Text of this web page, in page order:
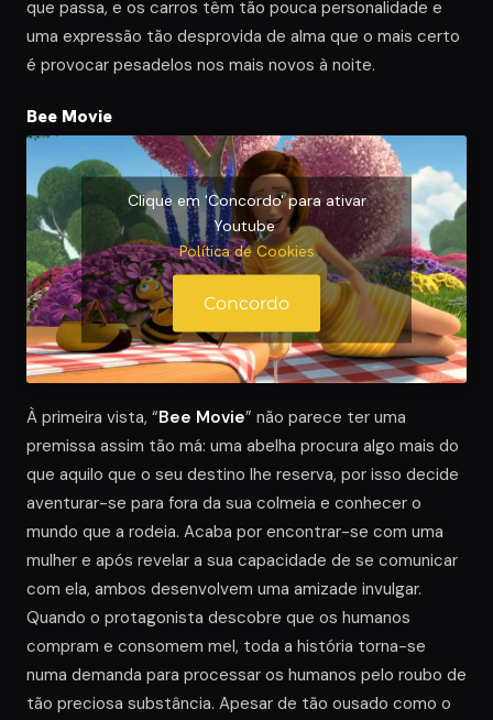
que passa, e os carros têm tão pouca personalidade e
uma expressão tão desprovida de alma que o mais certo
é provocar pesadelos nos mais novos à noite.
Bee Movie
Clique em 'Concordo' para ativar
Youtube
Política de Cookies
Concordo
À primeira vista, “Bee Movie” não parece ter uma
premissa assim tão má: uma abelha procura algo mais do
que aquilo que o seu destino lhe reserva, por isso decide
aventurar-se para fora da sua colmeia e conhecer o
mundo que a rodeia. Acaba por encontrar-se com uma
mulher e após revelar a sua capacidade de se comunicar
com ela, ambos desenvolvem uma amizade invulgar.
Quando o protagonista descobre que os humanos
compram e consomem mel, toda a história torna-se
numa demanda para processar os humanos pelo roubo de
tão preciosa substância. Apesar de tão ousado como o